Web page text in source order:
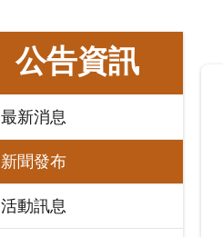
公告資訊
最新消息
新聞發布
活動訊息